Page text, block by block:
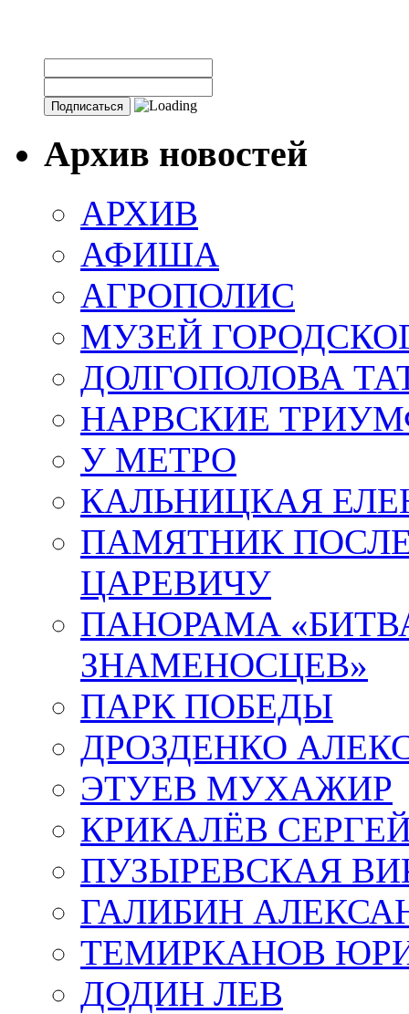
Архив новостей
АРХИВ
АФИША
АГРОПОЛИС
МУЗЕЙ
ДОЛГОПОЛОВА
НАРВСКИЕ
У МЕТРО
КАЛЬНИЦКАЯ
ПАМЯТНИК
ЦАРЕВИЧУ
ПАНОРАМА
ЗНАМЕНОСЦЕВ»
ПАРК ПОБЕДЫ
ДРОЗДЕНКО
ЭТУЕВ МУХАЖИР
КРИКАЛЁВ
ПУЗЫРЕВСКАЯ
ГАЛИБИН
ТЕМИРКАНОВ
ДОДИН ЛЕВ